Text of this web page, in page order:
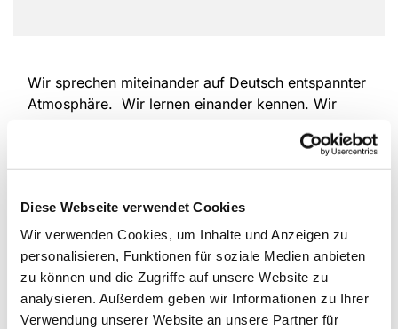
Diese Webseite verwendet Cookies
Wir verwenden Cookies, um Inhalte und Anzeigen zu
personalisieren, Funktionen für soziale Medien anbieten
zu können und die Zugriffe auf unsere Website zu
analysieren. Außerdem geben wir Informationen zu Ihrer
Verwendung unserer Website an unsere Partner für
Wir sprechen miteinander auf Deutsch entspannter
Atmosphäre. Wir lernen einander kennen. Wir
Muttersprachler/Innen sind herzlich willkommen.